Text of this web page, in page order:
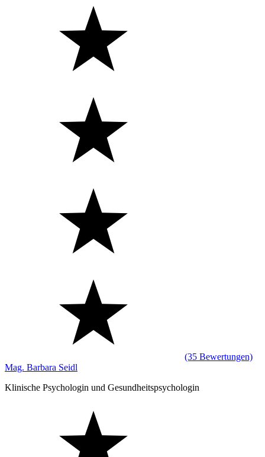
(35 Bewertungen)
Mag. Barbara Seidl
Klinische Psychologin und Gesundheitspsychologin